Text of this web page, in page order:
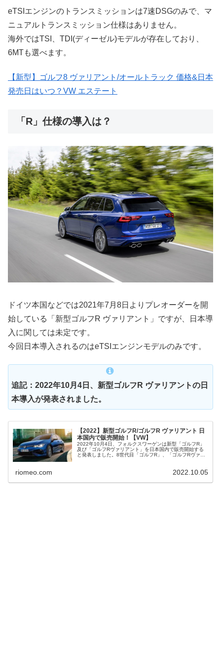
eTSIエンジンのトランスミッションは7速DSGのみで、マ
ニュアルトランスミッション仕様はありません。
海外ではTSI、TDI(ディーゼル)モデルが存在しており、
6MTも選べます。
【新型】ゴルフ8 ヴァリアント/オールトラック 価格&日本
発売日はいつ？VW エステート
「R」仕様の導入は？
ドイツ本国などでは2021年7月8日よりプレオーダーを開
始している「新型ゴルフR ヴァリアント」ですが、日本導
入に関しては未定です。
今回日本導入されるのはeTSIエンジンモデルのみです。
追記：2022年10月4日、新型ゴルフR ヴァリアントの日
本導入が発表されました。
【2022】新型ゴルフR/ゴルフR ヴァリアント 日
本国内で販売開始！【VW】
2022年10月4日、フォルクスワーゲンは新型「ゴルフR」
及び「ゴルフRヴァリアント」を日本国内で販売開始する
と発表しました。8世代目「ゴルフR」、「ゴルフRヴァリ
riomeo.com 2022.10.05